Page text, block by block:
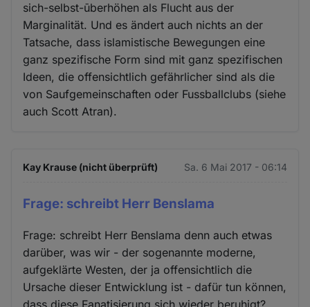
sich-selbst-ūberhöhen als Flucht aus der
Marginalität. Und es ändert auch nichts an der
Tatsache, dass islamistische Bewegungen eine
ganz spezifische Form sind mit ganz spezifischen
Ideen, die offensichtlich gefährlicher sind als die
von Saufgemeinschaften oder Fussballclubs (siehe
auch Scott Atran).
Kay Krause (nicht überprüft) Sa. 6 Mai 2017 - 06:14
Frage: schreibt Herr Benslama
Frage: schreibt Herr Benslama denn auch etwas
darüber, was wir - der sogenannte moderne,
aufgeklärte Westen, der ja offensichtlich die
Ursache dieser Entwicklung ist - dafür tun können,
dass diese Fanatisierung sich wieder beruhigt?